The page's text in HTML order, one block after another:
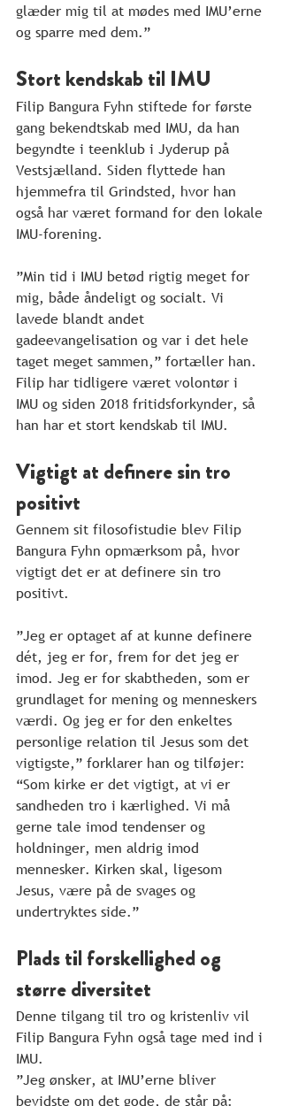
glæder mig til at mødes med IMU’erne
og sparre med dem.”
Stort kendskab til IMU
Filip Bangura Fyhn stiftede for første
gang bekendtskab med IMU, da han
begyndte i teenklub i Jyderup på
Vestsjælland. Siden flyttede han
hjemmefra til Grindsted, hvor han
også har været formand for den lokale
IMU-forening.
”Min tid i IMU betød rigtig meget for
mig, både åndeligt og socialt. Vi
lavede blandt andet
gadeevangelisation og var i det hele
taget meget sammen,” fortæller han.
Filip har tidligere været volontør i
IMU og siden 2018 fritidsforkynder, så
han har et stort kendskab til IMU.
Vigtigt at definere sin tro
positivt
Gennem sit filosofistudie blev Filip
Bangura Fyhn opmærksom på, hvor
vigtigt det er at definere sin tro
positivt.
”Jeg er optaget af at kunne definere
dét, jeg er for, frem for det jeg er
imod. Jeg er for skabtheden, som er
grundlaget for mening og menneskers
værdi. Og jeg er for den enkeltes
personlige relation til Jesus som det
vigtigste,” forklarer han og tilføjer:
“Som kirke er det vigtigt, at vi er
sandheden tro i kærlighed. Vi må
gerne tale imod tendenser og
holdninger, men aldrig imod
mennesker. Kirken skal, ligesom
Jesus, være på de svages og
undertryktes side.”
Plads til forskellighed og
større diversitet
Denne tilgang til tro og kristenliv vil
Filip Bangura Fyhn også tage med ind i
IMU.
”Jeg ønsker, at IMU’erne bliver
bevidste om det gode, de står på: